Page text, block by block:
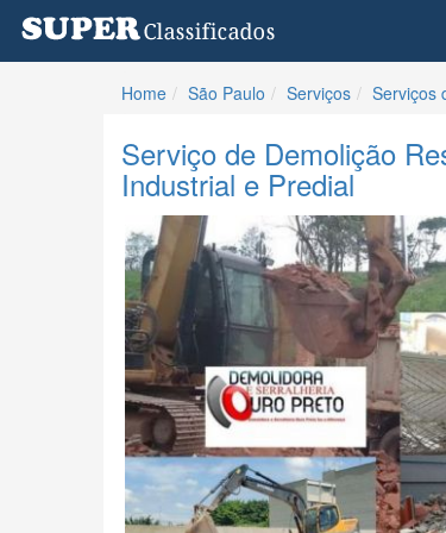
Home São Paulo Serviços Serviços
Serviço de Demolição
Industrial e Predial